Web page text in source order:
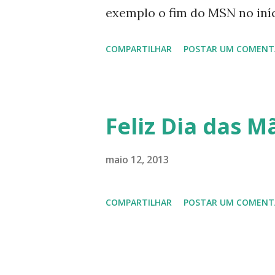
exemplo o fim do MSN no
Latinoware, a Microsoft
lançamento do Windows 8 e
em 2013 possamos estar
COMPARTILHAR POSTAR UM
Feliz Dia das
maio 12, 2013
COMPARTILHAR POSTAR UM